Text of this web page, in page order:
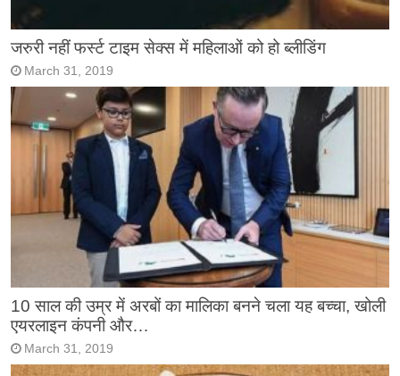
जरुरी नहीं फर्स्ट टाइम सेक्स में महिलाओं को हो ब्लीडिंग
March 31, 2019
10 साल की उम्र में अरबों का मालिका बनने चला यह बच्चा, खोली
एयरलाइन कंपनी और…
March 31, 2019